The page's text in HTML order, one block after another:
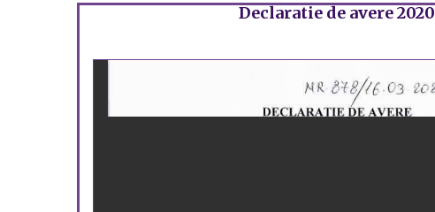
Declaratie de avere 2020